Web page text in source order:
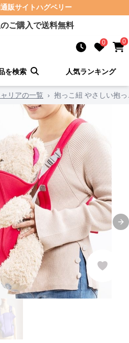
販サイトハグベリー
ご購入で送料無料
0 0
を検索 人気ランキング
リアの一覧 › 抱っこ紐 やさしい抱